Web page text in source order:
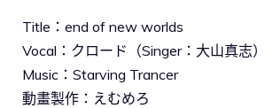
Title：end of new worlds
Vocal：クロード（Singer：大山真志）
Music：Starving Trancer
動畫製作：えむめろ